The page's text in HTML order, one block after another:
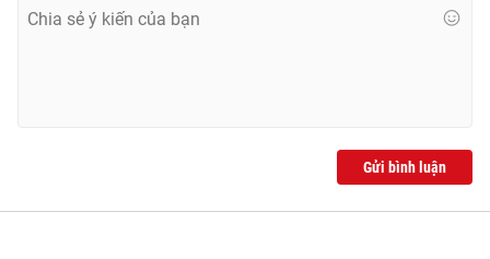
Email:
toasoan@vtv.vn
Gửi bình luận